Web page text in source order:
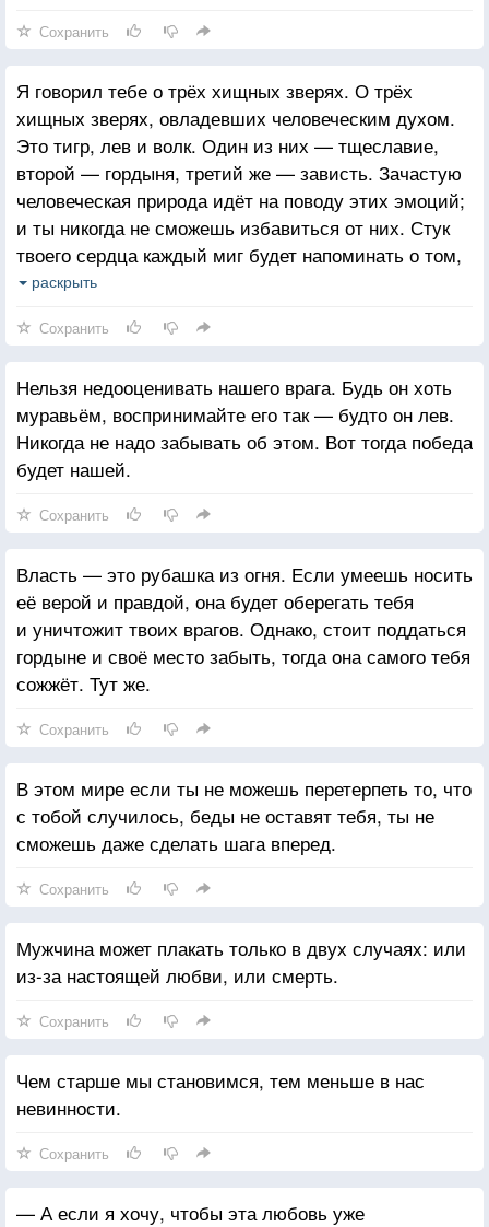
Сохранить
Я говорил тебе о трёх хищных зверях. О трёх
хищных зверях, овладевших человеческим духом.
Это тигр, лев и волк. Один из них — тщеславие,
второй — гордыня, третий же — зависть. Зачастую
человеческая природа идёт на поводу этих эмоций;
и ты никогда не сможешь избавиться от них. Стук
твоего сердца каждый миг будет напоминать о том,
что ты — человек. Ты же, Наследник, никогда не
Управляй ими сам. Вот тогда никто не сможет
устоять против тебя.
раскрыть
Сохранить
Нельзя недооценивать нашего врага. Будь он хоть
муравьём, воспринимайте его так — будто он лев.
Никогда не надо забывать об этом. Вот тогда победа
будет нашей.
Сохранить
Власть — это рубашка из огня. Если умеешь носить
её верой и правдой, она будет оберегать тебя
и уничтожит твоих врагов. Однако, стоит поддаться
гордыне и своё место забыть, тогда она самого тебя
сожжёт. Тут же.
Сохранить
В этом мире если ты не можешь перетерпеть то, что
с тобой случилось, беды не оставят тебя, ты не
сможешь даже сделать шага вперед.
Сохранить
Мужчина может плакать только в двух случаях: или
из-за настоящей любви, или смерть.
Сохранить
Чем старше мы становимся, тем меньше в нас
невинности.
Сохранить
— А если я хочу, чтобы эта любовь уже